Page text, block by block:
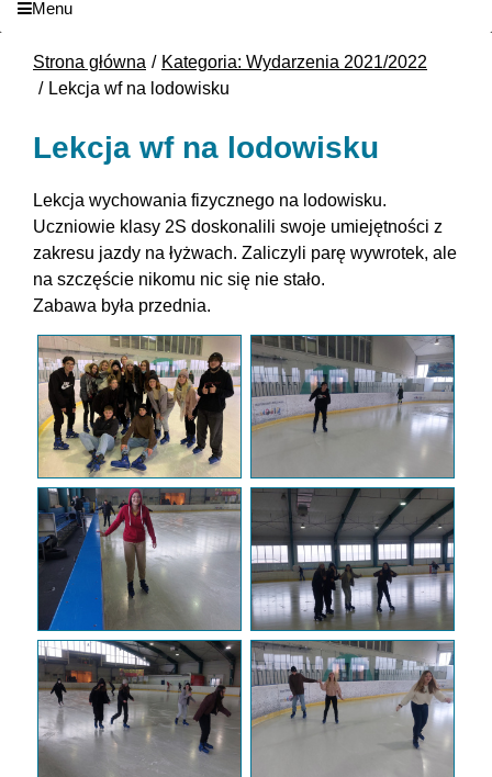
Menu
Strona główna
Kategoria: Wydarzenia 2021/2022
Lekcja wf na lodowisku
Lekcja wf na lodowisku
Lekcja wychowania fizycznego na lodowisku.
Uczniowie klasy 2S doskonalili swoje umiejętności z
zakresu jazdy na łyżwach. Zaliczyli parę wywrotek, ale
na szczęście nikomu nic się nie stało.
Zabawa była przednia.